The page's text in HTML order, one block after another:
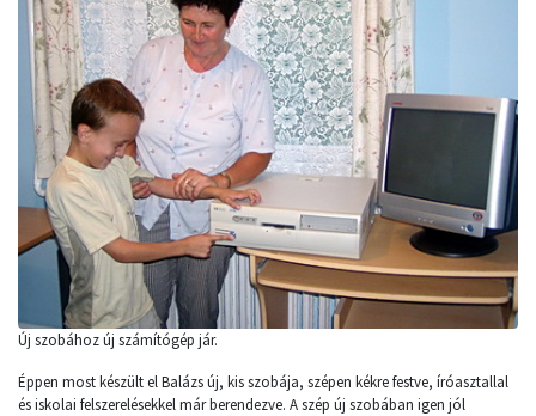
Új szobához új számítógép jár.
Éppen most készült el Balázs új, kis szobája, szépen kékre festve, íróasztallal
és iskolai felszerelésekkel már berendezve. A szép új szobában igen jól